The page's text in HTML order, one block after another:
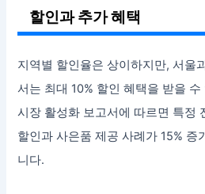
할인과 추가 혜택
지역별 할인율은 상이하지만, 서울
서는 최대 10% 할인 혜택을 받을
시장 활성화 보고서에 따르면 특정
할인과 사은품 제공 사례가 15% 증
니다.